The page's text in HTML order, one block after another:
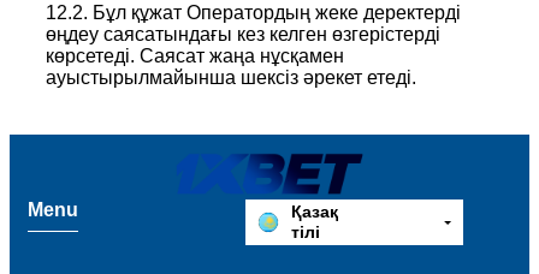
12.2. Бұл құжат Оператордың жеке деректерді
өңдеу саясатындағы кез келген өзгерістерді
көрсетеді. Саясат жаңа нұсқамен
ауыстырылмайынша шексіз әрекет етеді.
Menu
Қазақ
тілі